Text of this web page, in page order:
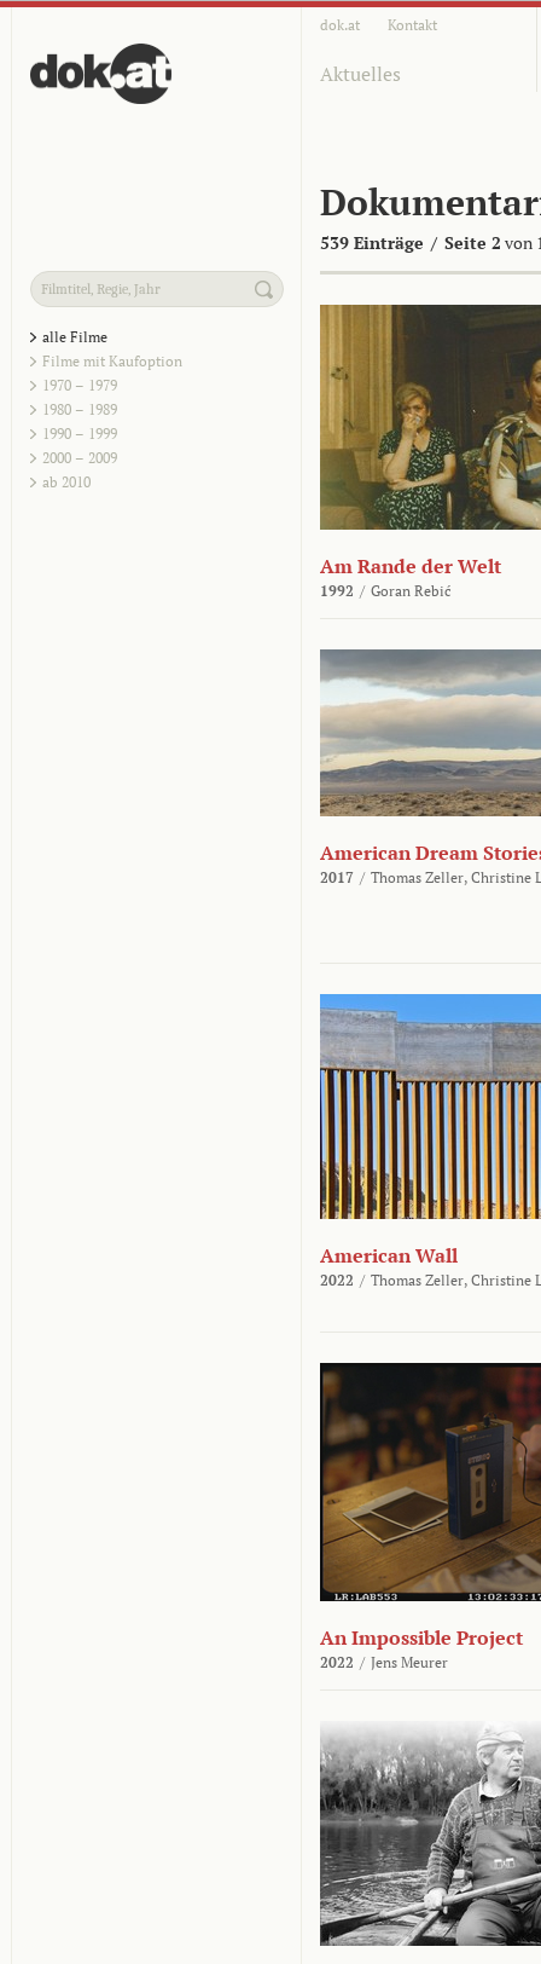
dok.at Kontakt
Aktuelles
539 Einträge / Seite 2 von
alle Filme
Filme mit Kaufoption
1970 – 1979
1980 – 1989
1990 – 1999
2000 – 2009
ab 2010
Am Rande der Welt
1992 / Goran Rebić
American Dream
2017 / Thomas Zeller, Christine
American Wall
2022 / Thomas Zeller, Christine
An Impossible Project
2022 / Jens Meurer